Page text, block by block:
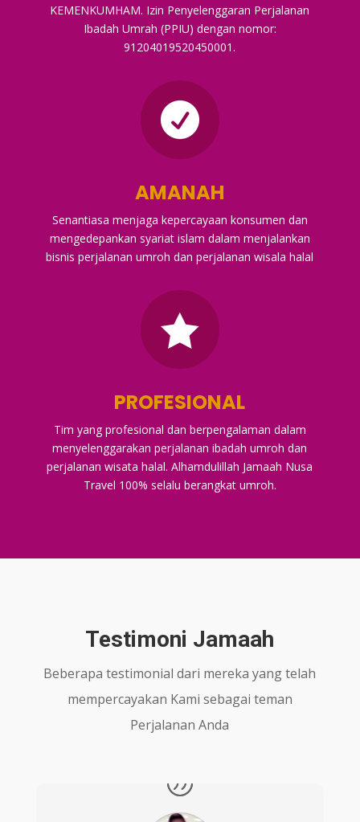
KEMENKUMHAM. Izin Penyelenggaran Perjalanan
Ibadah Umrah (PPIU) dengan nomor:
91204019520450001.

AMANAH
Senantiasa menjaga kepercayaan konsumen dan
mengedepankan syariat islam dalam menjalankan
bisnis perjalanan umroh dan perjalanan wisala halal

PROFESIONAL
Tim yang profesional dan berpengalaman dalam
menyelenggarakan perjalanan ibadah umroh dan
perjalanan wisata halal. Alhamdulillah Jamaah Nusa
Travel 100% selalu berangkat umroh.
Testimoni Jamaah
Beberapa testimonial dari mereka yang telah
mempercayakan Kami sebagai teman
Perjalanan Anda